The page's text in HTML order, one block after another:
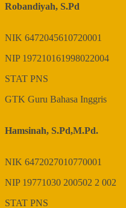
Robandiyah, S.Pd
NIK 6472045610720001
NIP 197210161998022004
STAT PNS
GTK Guru Bahasa Inggris
Hamsinah, S.Pd,M.Pd.
NIK 6472027010770001
NIP 19771030 200502 2 002
STAT PNS